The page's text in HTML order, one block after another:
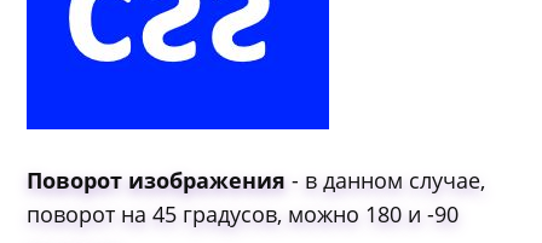
Поворот изображения - в данном случае,
поворот на 45 градусов, можно 180 и -90